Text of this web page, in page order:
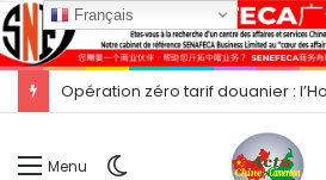
Menu
Français